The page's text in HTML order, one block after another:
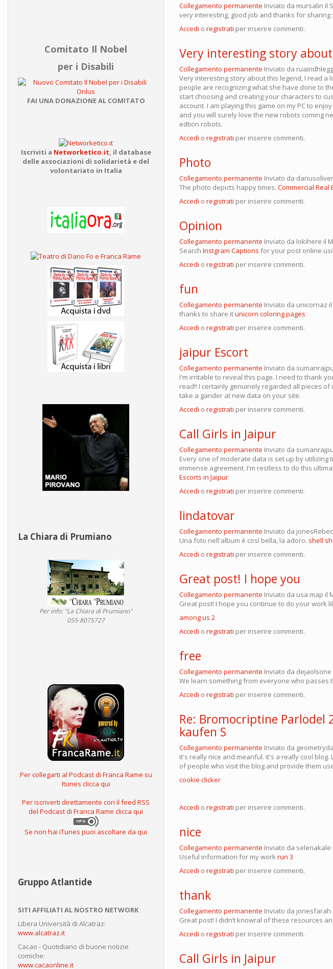
Comitato Il Nobel
per i Disabili
FAI UNA DONAZIONE AL COMITATO
Iscriviti a Networketico.it il database
delle associazioni di solidarietà e del
volontariato in Italia
La Chiara di Prumiano
Per info: "La Chiara di Prumiano"
055-8075727
Per collegarti al Podcast di Franca Rame su
Itunes clicca qui
Per iscriverti direttamente con il feed RSS
del Podcast di Franca Rame clicca qui
Se non hai iTunes puoi ascoltare da qui
Gruppo Atlantide
SITI AFFILIATI AL NOSTRO NETWORK
Libera Università di Alcatraz:
www.alcatraz.it
Cacao - Quotidiano di buone notizie
comiche:
www.cacaonline.it
Collegamento permanente Inviato da mursalin il
very interesting, good job and thanks for sharing
Accedi o registrati per inserire commenti.
Very interesting story about
Collegamento permanente Inviato da
Very interesting story about this legend, I read a
people are recognizing what she have done to
start choosing and creating your characters to
account. I am playing this game on my PC to
and you will surely love the new robots coming
edtion robots.
Accedi o registrati per inserire commenti.
Photo
Collegamento permanente Inviato da
The photo depicts happy times. Commercial Real
Accedi o registrati per inserire commenti.
Opinion
Collegamento permanente Inviato da lokihere il
Search Instgram Captions for your post online
Accedi o registrati per inserire commenti.
fun
Collegamento permanente Inviato da unicornaz
thanks to share itunicorn coloring pages
Accedi o registrati per inserire commenti.
jaipur Escort
Collegamento permanente Inviato da
I'm irritable to reveal this page. I need to thank
read!! I certainly genuinely regarded all pieces of
take a gander at new data on your site.
Accedi o registrati per inserire commenti.
Call Girls in Jaipur
Collegamento permanente Inviato da
Every one of moderate data is set up by
immense agreement. I'm restless to do this
Escorts in Jaipur
Accedi o registrati per inserire commenti.
lindatovar
Collegamento permanente Inviato da
Una foto nell'album è così bella, la adoro. shell
Accedi o registrati per inserire commenti.
Great post! I hope you
Collegamento permanente Inviato da usa map il
Great post! I hope you continue to do your work
among us 2
Accedi o registrati per inserire commenti.
free
Collegamento permanente Inviato da dejaolsone
We learn something from everyone who passes
Accedi o registrati per inserire commenti.
Re: Bromocriptine Parlodel
kaufen S
Collegamento permanente Inviato da
it's really nice and meanful. it's a really cool
of people who visit the blog and provide them
cookie clicker
Accedi o registrati per inserire commenti.
nice
Collegamento permanente Inviato da selenakale
Useful information for my workrun 3
Accedi o registrati per inserire commenti.
thank
Collegamento permanente Inviato da jonesfarah
Great post! I didn’t knowral of these resources
Accedi o registrati per inserire commenti.
Call Girls in Jaipur